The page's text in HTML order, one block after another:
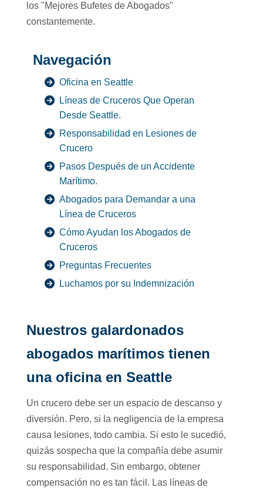
los "Mejores Bufetes de Abogados"
constantemente.
Navegación
Oficina en Seattle
Líneas de Cruceros Que Operan
Desde Seattle.
Responsabilidad en Lesiones de
Crucero
Pasos Después de un Accidente
Marítimo.
Abogados para Demandar a una
Línea de Cruceros
Cómo Ayudan los Abogados de
Cruceros
Preguntas Frecuentes
Luchamos por su Indemnización
Nuestros galardonados
abogados marítimos tienen
una oficina en Seattle
Un crucero debe ser un espacio de descanso y
diversión. Pero, si la negligencia de la empresa
causa lesiones, todo cambia. Si esto le sucedió,
quizás sospecha que la compañía debe asumir
su responsabilidad. Sin embargo, obtener
compensación no es tan fácil. Las líneas de